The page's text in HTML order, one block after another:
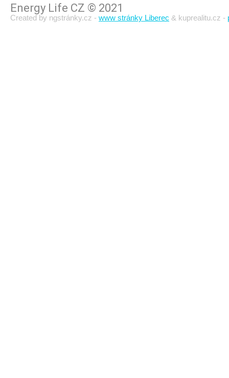
Energy Life CZ © 2021
Created by ngstránky.cz - www stránky Liberec & kuprealitu.cz -